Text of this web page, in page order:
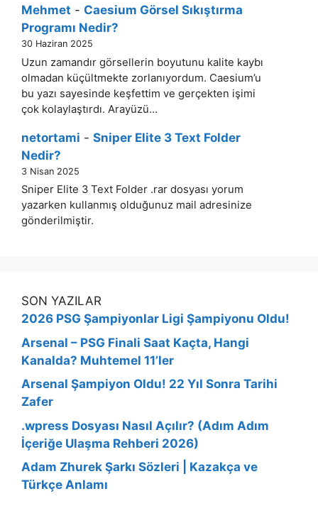
Mehmet - Caesium Görsel Sıkıştırma
Programı Nedir?
30 Haziran 2025
Uzun zamandır görsellerin boyutunu kalite kaybı
olmadan küçültmekte zorlanıyordum. Caesium’u
bu yazı sayesinde keşfettim ve gerçekten işimi
çok kolaylaştırdı. Arayüzü…
netortami - Sniper Elite 3 Text Folder
Nedir?
3 Nisan 2025
Sniper Elite 3 Text Folder .rar dosyası yorum
yazarken kullanmış olduğunuz mail adresinize
gönderilmiştir.
SON YAZILAR
2026 PSG Şampiyonlar Ligi Şampiyonu Oldu!
Arsenal – PSG Finali Saat Kaçta, Hangi
Kanalda? Muhtemel 11’ler
Arsenal Şampiyon Oldu! 22 Yıl Sonra Tarihi
Zafer
.wpress Dosyası Nasıl Açılır? (Adım Adım
İçeriğe Ulaşma Rehberi 2026)
Adam Zhurek Şarkı Sözleri | Kazakça ve
Türkçe Anlamı